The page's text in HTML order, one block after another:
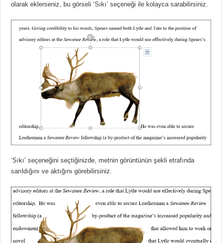
olarak eklerseniz, bu görseli ‘Sıkı’ seçeneği ile kolayca sarabilirsiniz.
‘Sıkı’ seçeneğini seçtiğinizde, metnin görüntünün şekli etrafında
sarıldığını ve aktığını görebilirsiniz.